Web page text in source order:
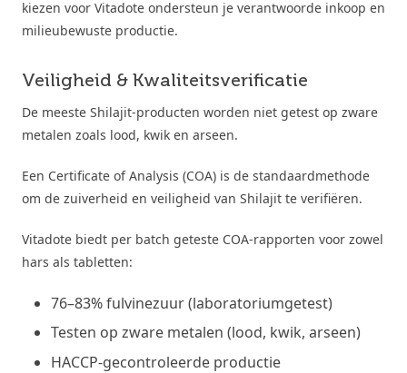
kiezen voor Vitadote ondersteun je verantwoorde inkoop en
milieubewuste productie.
Veiligheid & Kwaliteitsverificatie
De meeste Shilajit-producten worden niet getest op zware
metalen zoals lood, kwik en arseen.
Een Certificate of Analysis (COA) is de standaardmethode
om de zuiverheid en veiligheid van Shilajit te verifiëren.
Vitadote biedt per batch geteste COA-rapporten voor zowel
hars als tabletten:
76–83% fulvinezuur (laboratoriumgetest)
Testen op zware metalen (lood, kwik, arseen)
HACCP-gecontroleerde productie